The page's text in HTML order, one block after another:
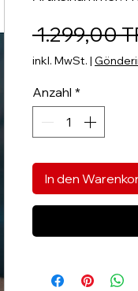
1.299,00
inkl. MwSt. |
Anzahl *
In den